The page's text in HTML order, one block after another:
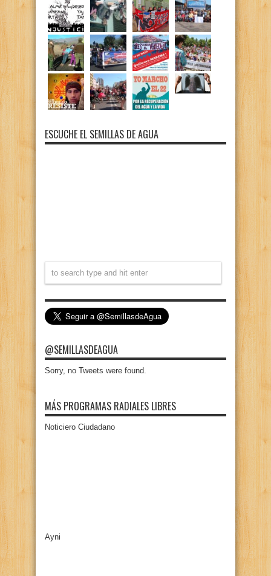
ESCUCHE EL SEMILLAS DE AGUA
@SEMILLASDEAGUA
Sorry, no Tweets were found.
MÁS PROGRAMAS RADIALES LIBRES
Noticiero Ciudadano
Ayni